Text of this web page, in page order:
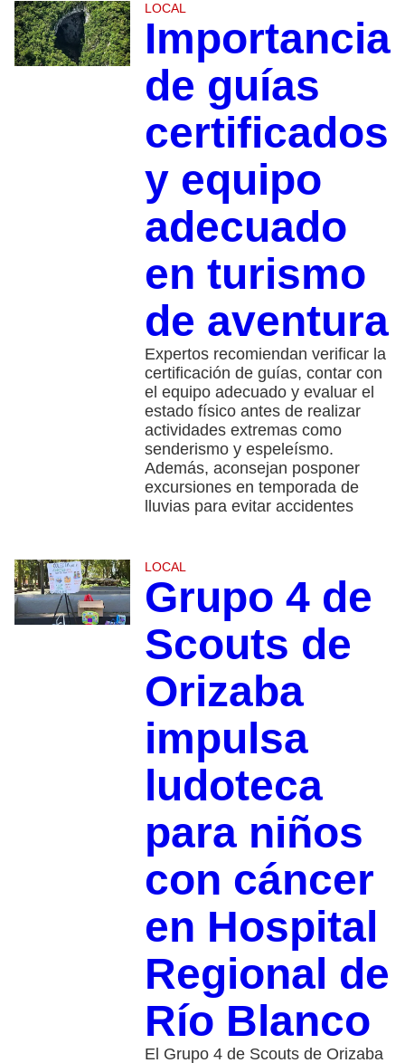
LOCAL
Importancia
de guías
certificados
y equipo
adecuado
en turismo
de aventura
Expertos recomiendan verificar la
certificación de guías, contar con
el equipo adecuado y evaluar el
estado físico antes de realizar
actividades extremas como
senderismo y espeleísmo.
Además, aconsejan posponer
excursiones en temporada de
lluvias para evitar accidentes
LOCAL
Grupo 4 de
Scouts de
Orizaba
impulsa
ludoteca
para niños
con cáncer
en Hospital
Regional de
Río Blanco
El Grupo 4 de Scouts de Orizaba